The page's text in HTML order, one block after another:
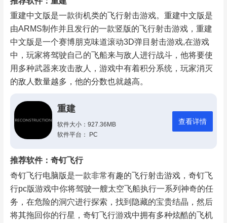
重建中文版是一款街机类的飞行射击游戏。重建中文版是
由ARMS制作并且发行的一款竖版的飞行射击游戏，重建
中文版是一个赛博朋克味道滚动3D弹目射击游戏,在游戏
中，玩家将驾驶自己的飞船来与敌人进行战斗，他将要使
用多种武器来攻击敌人，游戏中有着积分系统，玩家消灭
的敌人数量越多，他的分数也就越高。
重建
软件大小：927.36MB
软件平台： PC
查看详情
推荐软件：奇钉飞行
奇钉飞行电脑版是一款非常有趣的飞行射击游戏，奇钉飞
行pc版游戏中你将驾驶一艘太空飞船执行一系列神奇的任
务，在危险的洞穴进行探索，找到隐藏的宝贵结晶，然后
将其拖回你的行星，奇钉飞行游戏中拥有多种炫酷的飞机